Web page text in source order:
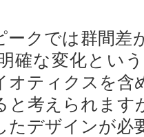
ークでは群間差
確な変化とい
オティクスを含
と考えられます
たデザインが必